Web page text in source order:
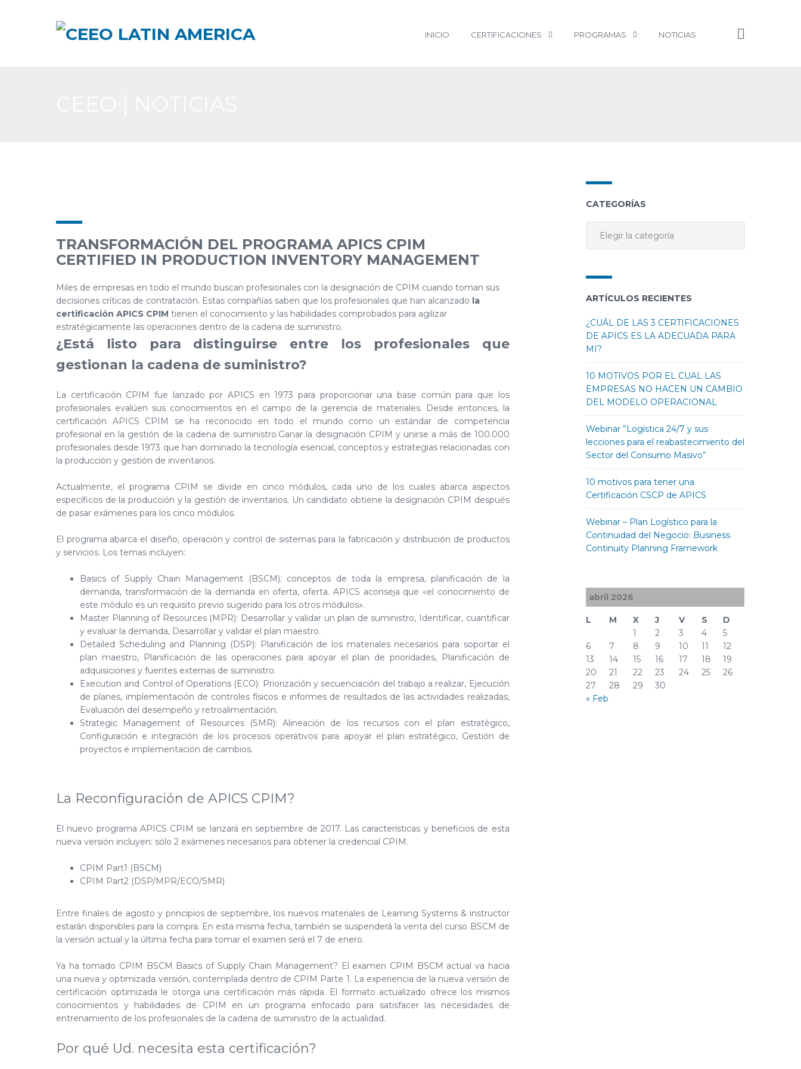
INICIO CERTIFICACIONES PROGRAMAS NOTICIAS
TRANSFORMACIÓN DEL PROGRAMA APICS CPIM
CERTIFIED IN PRODUCTION INVENTORY MANAGEMENT
Miles de empresas en todo el mundo buscan profesionales con la designación de CPIM cuando toman sus
decisiones críticas de contratación. Estas compañías saben que los profesionales que han alcanzado la
certificación APICS CPIM tienen el conocimiento y las habilidades comprobados para agilizar
estratégicamente las operaciones dentro de la cadena de suministro.
¿Está listo para distinguirse entre los profesionales que
gestionan la cadena de suministro?
La certificación CPIM fue lanzado por APICS en 1973 para proporcionar una base común para que los
profesionales evalúen sus conocimientos en el campo de la gerencia de materiales. Desde entonces, la
certificación APICS CPIM se ha reconocido en todo el mundo como un estándar de competencia
profesional en la gestión de la cadena de suministro.Ganar la designación CPIM y unirse a más de 100.000
profesionales desde 1973 que han dominado la tecnología esencial, conceptos y estrategias relacionadas con
la producción y gestión de inventarios.
Actualmente, el programa CPIM se divide en cinco módulos, cada uno de los cuales abarca aspectos
específicos de la producción y la gestión de inventarios. Un candidato obtiene la designación CPIM después
de pasar exámenes para los cinco módulos.
El programa abarca el diseño, operación y control de sistemas para la fabricación y distribución de productos
y servicios. Los temas incluyen:
Basics of Supply Chain Management (BSCM): conceptos de toda la empresa, planificación de la
demanda, transformación de la demanda en oferta, oferta. APICS aconseja que «el conocimiento de
este módulo es un requisito previo sugerido para los otros módulos».
Master Planning of Resources (MPR): Desarrollar y validar un plan de suministro, Identificar, cuantificar
y evaluar la demanda, Desarrollar y validar el plan maestro.
Detailed Scheduling and Planning (DSP): Planificación de los materiales necesarios para soportar el
plan maestro, Planificación de las operaciones para apoyar el plan de prioridades, Planificación de
adquisiciones y fuentes externas de suministro.
Execution and Control of Operations (ECO): Priorización y secuenciación del trabajo a realizar, Ejecución
de planes, implementación de controles físicos e informes de resultados de las actividades realizadas,
Evaluación del desempeño y retroalimentación.
Strategic Management of Resources (SMR): Alineación de los recursos con el plan estratégico,
Configuración e integración de los procesos operativos para apoyar el plan estratégico, Gestión de
proyectos e implementación de cambios.
La Reconfiguración de APICS CPIM?
El nuevo programa APICS CPIM se lanzará en septiembre de 2017. Las características y beneficios de esta
nueva versión incluyen: sólo 2 exámenes necesarios para obtener la credencial CPIM.
CPIM Part1 (BSCM)
CPIM Part2 (DSP/MPR/ECO/SMR)
Entre finales de agosto y principios de septiembre, los nuevos materiales de Learning Systems & instructor
estarán disponibles para la compra. En esta misma fecha, también se suspenderá la venta del curso BSCM de
la versión actual y la última fecha para tomar el examen será el 7 de enero.
Ya ha tomado CPIM BSCM Basics of Supply Chain Management? El examen CPIM BSCM actual va hacia
una nueva y optimizada versión, contemplada dentro de CPIM Parte 1. La experiencia de la nueva versión de
certificación optimizada le otorga una certificación más rápida. El formato actualizado ofrece los mismos
conocimientos y habilidades de CPIM en un programa enfocado para satisfacer las necesidades de
entrenamiento de los profesionales de la cadena de suministro de la actualidad.
Por qué Ud. necesita esta certificación?
CATEGORÍAS
ARTÍCULOS RECIENTES
¿CUÁL DE LAS 3 CERTIFICACIONES
DE APICS ES LA ADECUADA PARA
MI?
10 MOTIVOS POR EL CUAL LAS
EMPRESAS NO HACEN UN CAMBIO
DEL MODELO OPERACIONAL
Webinar ”Logística 24/7 y sus
lecciones para el reabastecimiento del
Sector del Consumo Masivo”
10 motivos para tener una
Certificación CSCP de APICS
Webinar – Plan Logístico para la
Continuidad del Negocio: Business
Continuity Planning Framework
abril 2026
L M X J V S
D
1
2 3 4
5
6
7 8 9 10 11
12
13
14 15 16 17 18
19
20
21 22 23 24 25
26
27
28 29
30
« Feb